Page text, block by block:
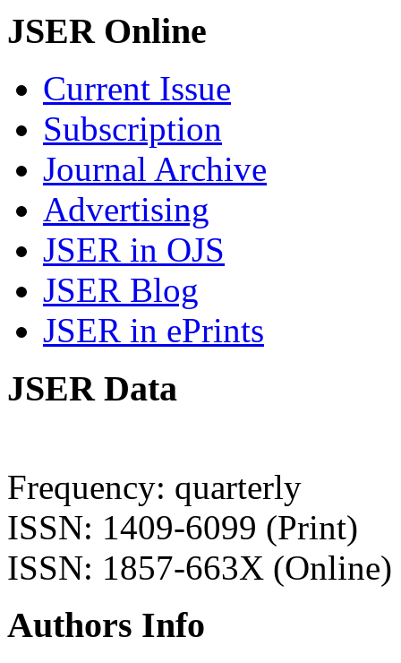
JSER Online
Current Issue
Subscription
Journal Archive
Advertising
JSER in OJS
JSER Blog
JSER in ePrints
JSER Data
Frequency: quarterly
ISSN: 1409-6099 (Print)
ISSN: 1857-663X (Online)
Authors Info